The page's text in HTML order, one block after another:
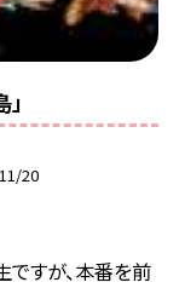
20
ですが、本番を前